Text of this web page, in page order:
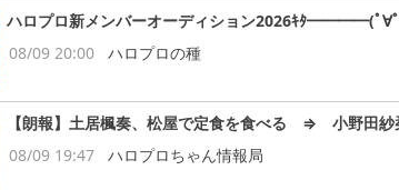
ハロプロ新メンバーオーディション2026ｷﾀ━━━━(
08/09 20:00
ハロプロの種
【朗報】土居楓奏、松屋で定食を食べる ⇒ 小野田紗
08/09 19:47
ハロプロちゃん情報局